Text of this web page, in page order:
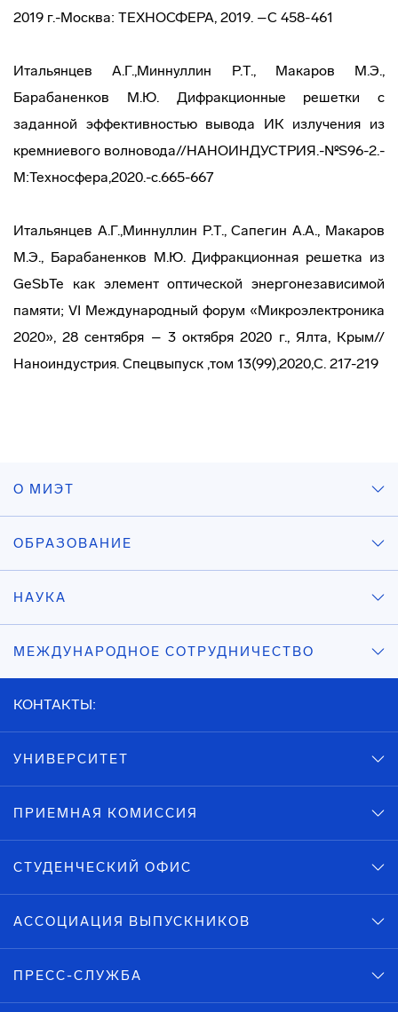
2019 г.-Москва: ТЕХНОСФЕРА, 2019. –С 458-461
Итальянцев А.Г.,Миннуллин Р.Т., Макаров М.Э.,
Барабаненков М.Ю. Дифракционные решетки с
заданной эффективностью вывода ИК излучения из
кремниевого волновода//НАНОИНДУСТРИЯ.-№S96-2.-
М:Техносфера,2020.-c.665-667
Итальянцев А.Г.,Миннуллин Р.Т., Сапегин А.А., Макаров
М.Э., Барабаненков М.Ю. Дифракционная решетка из
GeSbTe как элемент оптической энергонезависимой
памяти; VI Международный форум «Микроэлектроника
2020», 28 сентября – 3 октября 2020 г., Ялта, Крым//
Наноиндустрия. Спецвыпуск ,том 13(99),2020,С. 217-219
О МИЭТ
ОБРАЗОВАНИЕ
НАУКА
МЕЖДУНАРОДНОЕ СОТРУДНИЧЕСТВО
КОНТАКТЫ:
УНИВЕРСИТЕТ
ПРИЕМНАЯ КОМИССИЯ
СТУДЕНЧЕСКИЙ ОФИС
АССОЦИАЦИЯ ВЫПУСКНИКОВ
ПРЕСС-СЛУЖБА